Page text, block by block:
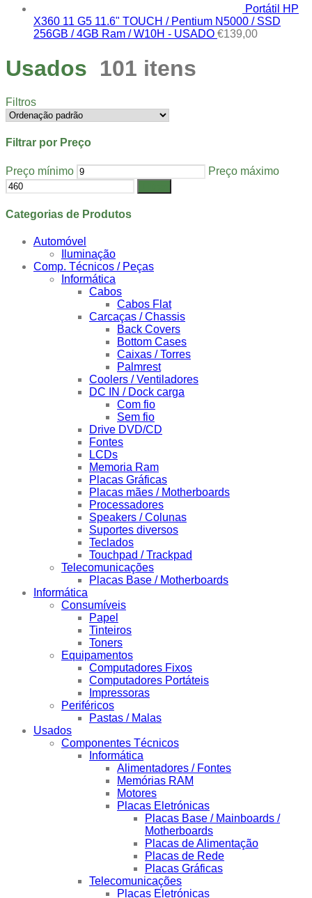
Portátil HP
X360 11 G5 11.6" TOUCH / Pentium N5000 / SSD
256GB / 4GB Ram / W10H - USADO €139,00
Usados 101 itens
Filtros
Filtrar por Preço
Preço mínimo Preço máximo
Categorias de Produtos
Automóvel
Iluminação
Comp. Técnicos / Peças
Informática
Cabos
Cabos Flat
Carcaças / Chassis
Back Covers
Bottom Cases
Caixas / Torres
Palmrest
Coolers / Ventiladores
DC IN / Dock carga
Com fio
Sem fio
Drive DVD/CD
Fontes
LCDs
Memoria Ram
Placas Gráficas
Placas mães / Motherboards
Processadores
Speakers / Colunas
Suportes diversos
Teclados
Touchpad / Trackpad
Telecomunicações
Placas Base / Motherboards
Informática
Consumíveis
Papel
Tinteiros
Toners
Equipamentos
Computadores Fixos
Computadores Portáteis
Impressoras
Periféricos
Pastas / Malas
Usados
Componentes Técnicos
Informática
Alimentadores / Fontes
Memórias RAM
Motores
Placas Eletrónicas
Placas Base / Mainboards /
Motherboards
Placas de Alimentação
Placas de Rede
Placas Gráficas
Telecomunicações
Placas Eletrónicas